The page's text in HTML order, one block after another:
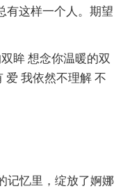
有这样一个人。期望
眸 想念你温暖的双
爱 我依然不理解 不
记忆里，绽放了婀娜